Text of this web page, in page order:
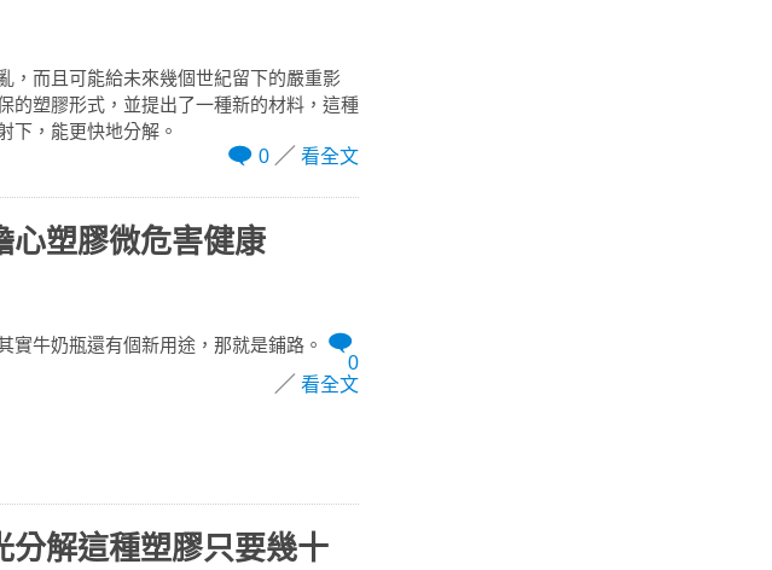
，而且可能給未來幾個世紀留下的嚴重影
的塑膠形式，並提出了一種新的材料，這種
下，能更快地分解。
0
看全文
心塑膠微危害健康
實牛奶瓶還有個新用途，那就是鋪路。
0
看全文
分解這種塑膠只要幾十